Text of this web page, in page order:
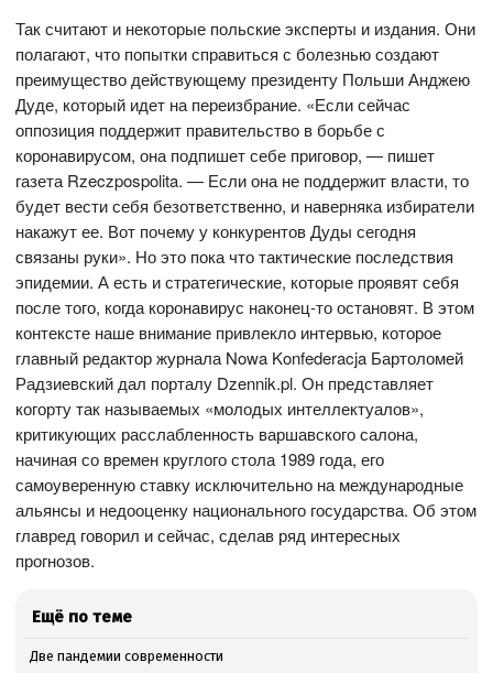
Так считают и некоторые польские эксперты и издания. Они
полагают, что попытки справиться с болезнью создают
преимущество действующему президенту Польши Анджею
Дуде, который идет на переизбрание. «Если сейчас
оппозиция поддержит правительство в борьбе с
коронавирусом, она подпишет себе приговор, — пишет
газета Rzeczpospolita. — Если она не поддержит власти, то
будет вести себя безответственно, и наверняка избиратели
накажут ее. Вот почему у конкурентов Дуды сегодня
связаны руки». Но это пока что тактические последствия
эпидемии. А есть и стратегические, которые проявят себя
после того, когда коронавирус наконец-то остановят. В этом
контексте наше внимание привлекло интервью, которое
главный редактор журнала Nowa Konfederacja Бартоломей
Радзиевский дал порталу Dzennik.pl. Он представляет
когорту так называемых «молодых интеллектуалов»,
критикующих расслабленность варшавского салона,
начиная со времен круглого стола 1989 года, его
самоуверенную ставку исключительно на международные
альянсы и недооценку национального государства. Об этом
главред говорил и сейчас, сделав ряд интересных
прогнозов.
Ещё по теме
Две пандемии современности